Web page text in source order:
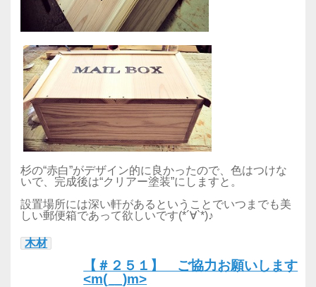
杉の“赤白”がデザイン的に良かったので、色はつけな
いで、完成後は“クリアー塗装”にしますと。
設置場所には深い軒があるということでいつまでも美
しい郵便箱であって欲しいです(*´∀`*)♪
木材
【＃２５１】 ご協力お願いします
<m(__)m>